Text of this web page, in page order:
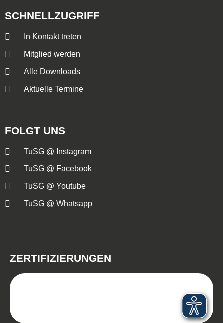
SCHNELLZUGRIFF
In Kontakt treten
Mitglied werden
Alle Downloads
Aktuelle Termine
FOLGT UNS
TuSG @ Instagram
TuSG @ Facebook
TuSG @ Youtube
TuSG @ Whatsapp
ZERTIFIZIERUNGEN